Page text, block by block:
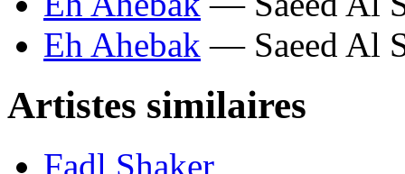
Eh Ahebak — Saeed Al
Artistes similaires
Fadl Shaker